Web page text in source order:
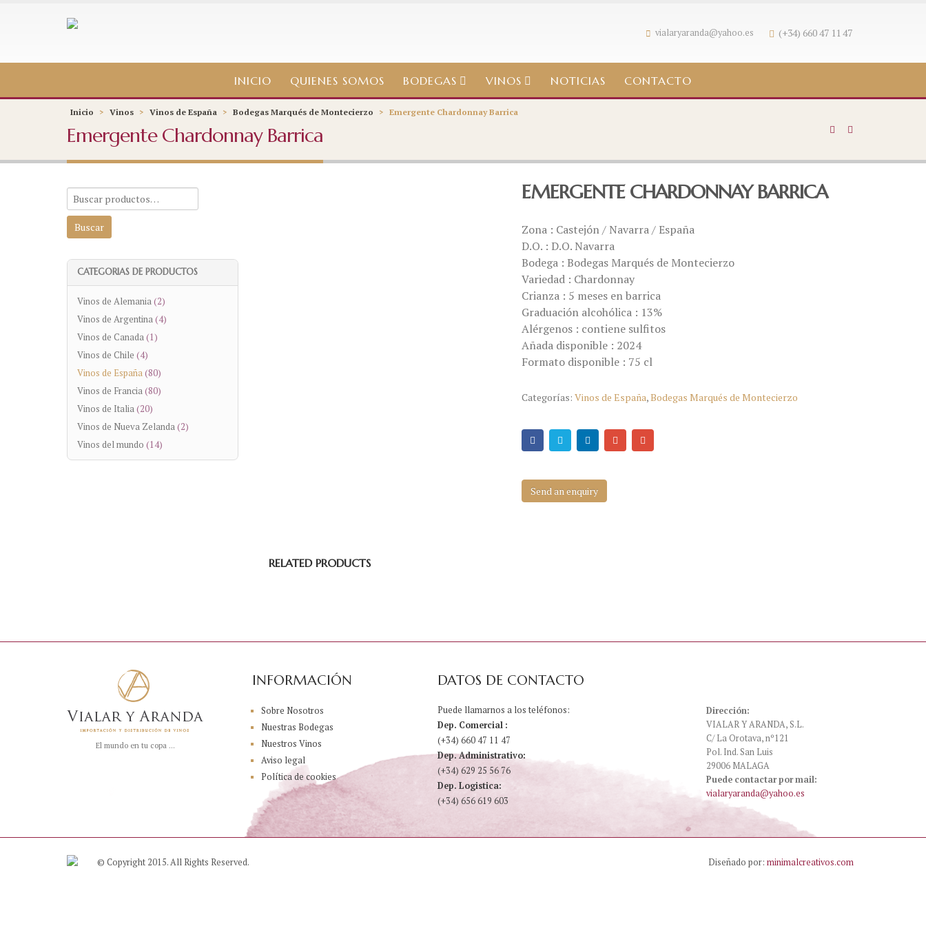
vialaryaranda@yahoo.es (+34) 660 47 11 47
INICIO QUIENES SOMOS BODEGAS VINOS NOTICIAS CONTACTO
Inicio > Vinos > Vinos de España > Bodegas Marqués de Montecierzo > Emergente Chardonnay Barrica
Emergente Chardonnay Barrica
EMERGENTE CHARDONNAY BARRICA
Zona : Castejón / Navarra / España
D.O. : D.O. Navarra
Bodega : Bodegas Marqués de Montecierzo
Variedad : Chardonnay
Crianza : 5 meses en barrica
Graduación alcohólica : 13%
Alérgenos : contiene sulfitos
Añada disponible : 2024
Formato disponible : 75 cl
Categorías:Vinos de España,Bodegas Marqués de Montecierzo
Send an enquiry
RELATED PRODUCTS
CATEGORIAS DE PRODUCTOS
Vinos de Alemania(2)
Vinos de Argentina(4)
Vinos de Canada(1)
Vinos de Chile (4)
Vinos de España(80)
Vinos de Francia(80)
Vinos de Italia(20)
Vinos de Nueva Zelanda(2)
Vinos del mundo (14)
El mundo en tu copa ...
INFORMACIÓN
Sobre Nosotros
Nuestras Bodegas
Nuestros Vinos
Aviso legal
Política de cookies
DATOS DE CONTACTO
Puede llamarnos a los teléfonos:
Dep. Comercial :
(+34) 660 47 11 47
Dep. Administrativo:
(+34) 629 25 56 76
Dep. Logistica:
(+34) 656 619 603
Dirección:
VIALAR Y ARANDA, S.L.
C/ La Orotava, nº121
Pol. Ind. San Luis
29006 MALAGA
Puede contactar por mail:
vialaryaranda@yahoo.es
© Copyright 2015. All Rights Reserved. Diseñado por: minimalcreativos.com